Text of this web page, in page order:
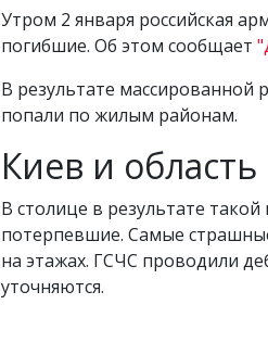
Утром 2 января российская
погибшие. Об этом сообщает
В результате массированной
попали по жилым районам.
Киев и область
В столице в результате
потерпевшие. Самые
на этажах. ГСЧС проводили
уточняются.